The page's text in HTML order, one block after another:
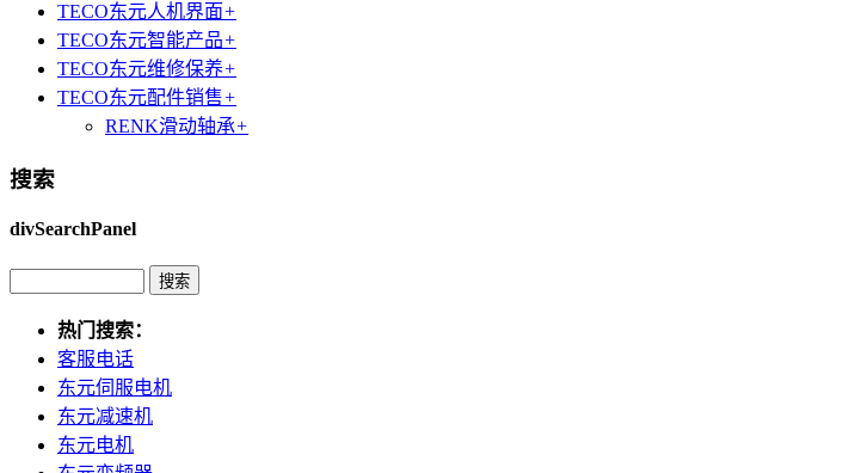
TECO东元人机界面+
TECO东元智能产品+
TECO东元维修保养+
TECO东元配件销售+
RENK滑动轴承+
搜索
divSearchPanel
热门搜索：
客服电话
东元伺服电机
东元减速机
东元电机